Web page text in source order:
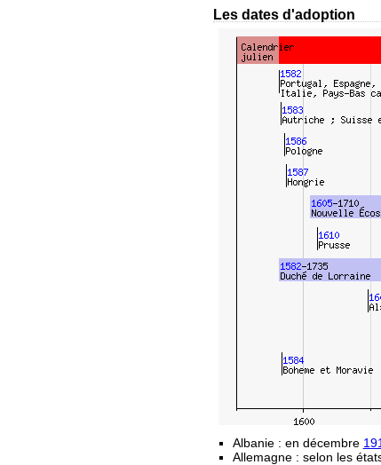
Les dates d'adoption
Albanie : en décembre
Allemagne : selon les